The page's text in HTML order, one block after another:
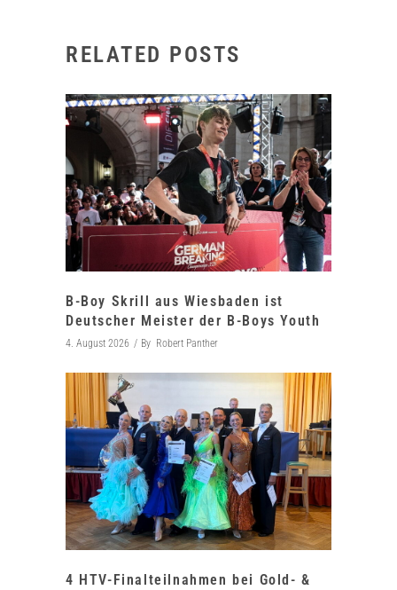
RELATED POSTS
B-Boy Skrill aus Wiesbaden ist
Deutscher Meister der B-Boys Youth
4. August 2026 By Robert Panther
4 HTV-Finalteilnahmen bei Gold- &